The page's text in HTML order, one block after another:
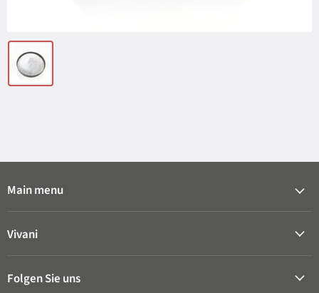
Main menu
Vivani
Folgen Sie uns